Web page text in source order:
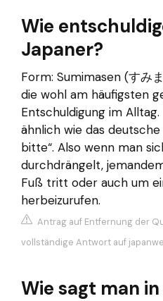
Wie
Japaner?
Form: Sumimasen (すみ
die wohl am häufigsten
Entschuldigung im
ähnlich wie das deutsche
bitte“. Also wenn man
durchdrängelt,
Fuß tritt oder auch um
herbeizurufen.
Antrag auf Entfernung der
vollständige Antwort auf
Wie sagt man